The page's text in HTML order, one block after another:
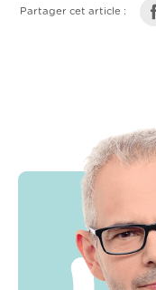
Partager cet article :